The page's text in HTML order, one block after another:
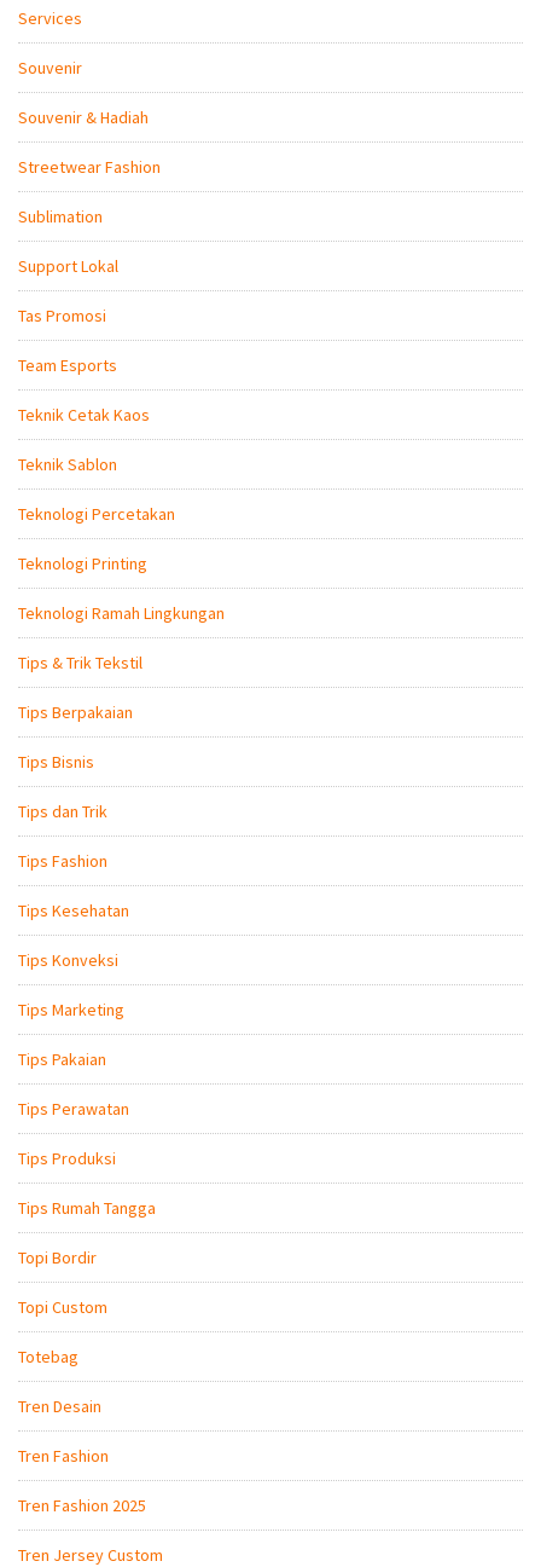
Services
Souvenir
Souvenir & Hadiah
Streetwear Fashion
Sublimation
Support Lokal
Tas Promosi
Team Esports
Teknik Cetak Kaos
Teknik Sablon
Teknologi Percetakan
Teknologi Printing
Teknologi Ramah Lingkungan
Tips & Trik Tekstil
Tips Berpakaian
Tips Bisnis
Tips dan Trik
Tips Fashion
Tips Kesehatan
Tips Konveksi
Tips Marketing
Tips Pakaian
Tips Perawatan
Tips Produksi
Tips Rumah Tangga
Topi Bordir
Topi Custom
Totebag
Tren Desain
Tren Fashion
Tren Fashion 2025
Tren Jersey Custom